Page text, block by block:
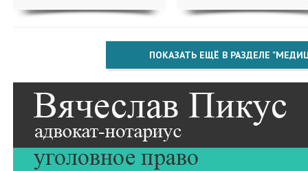
ПОКАЗАТЬ ЕЩЁ В РАЗДЕЛЕ